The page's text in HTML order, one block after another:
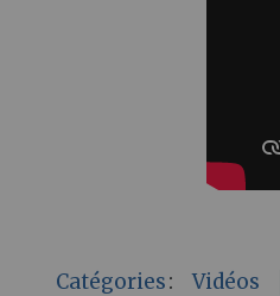
Catégories: Vidéos